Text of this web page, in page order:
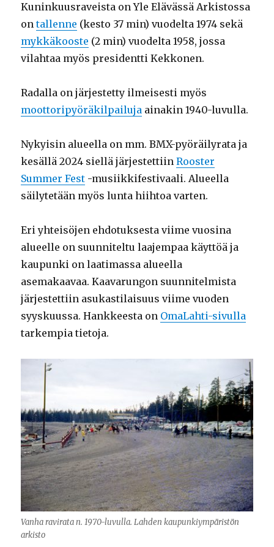
Kuninkuusraveista on Yle Elävässä Arkistossa
ontallenne (kesto 37 min) vuodelta 1974 sekä
mykkäkooste (2 min) vuodelta 1958, jossa
vilahtaa myös presidentti Kekkonen.
Radalla on järjestetty ilmeisesti myös
moottoripyöräkilpailuja ainakin 1940-luvulla.
Nykyisin alueella on mm. BMX-pyöräilyrata ja
kesällä 2024 siellä järjestettiinRooster
Summer Fest -musiikkifestivaali. Alueella
säilytetään myös lunta hiihtoa varten.
Eri yhteisöjen ehdotuksesta viime vuosina
alueelle on suunniteltu laajempaa käyttöä ja
kaupunki on laatimassa alueella
asemakaavaa. Kaavarungon suunnitelmista
järjestettiin asukastilaisuus viime vuoden
syyskuussa. Hankkeesta on OmaLahti-sivulla
tarkempia tietoja.
Vanha ravirata n. 1970-luvulla. Lahden kaupunkiympäristön
arkisto